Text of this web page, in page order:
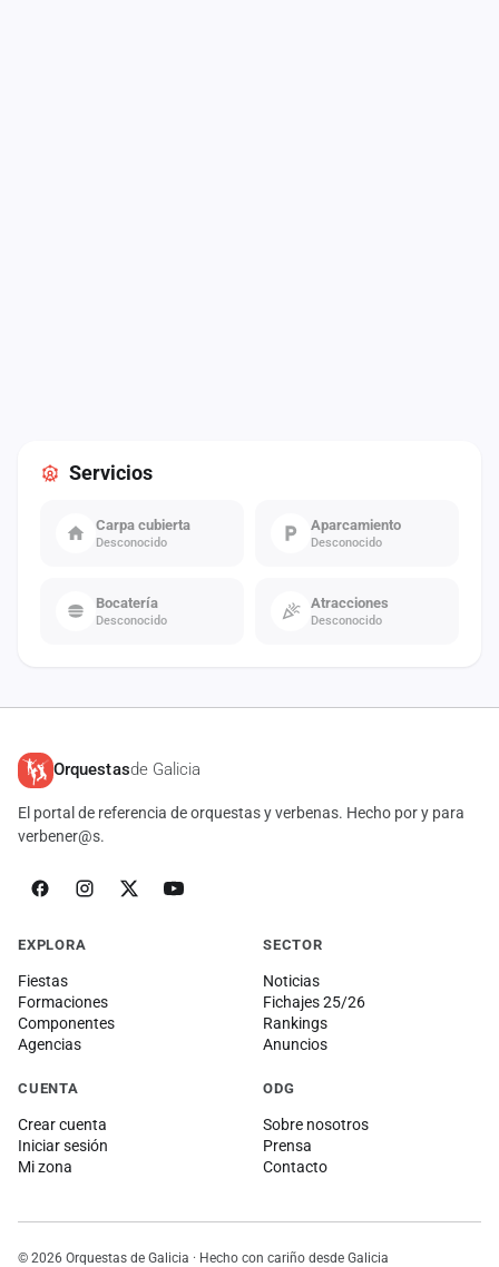
Servicios
Carpa cubierta
Desconocido
Aparcamiento
Desconocido
Bocatería
Desconocido
Atracciones
Desconocido
Orquestasde Galicia
El portal de referencia de orquestas y verbenas. Hecho por y para
verbener@s.
EXPLORA
Fiestas
Formaciones
Componentes
Agencias
SECTOR
Noticias
Fichajes 25/26
Rankings
Anuncios
CUENTA
Crear cuenta
Iniciar sesión
Mi zona
ODG
Sobre nosotros
Prensa
Contacto
© 2026 Orquestas de Galicia · Hecho con cariño desde Galicia